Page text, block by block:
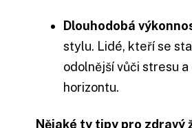
Dlouhodobá
stylu. Lidé, kteří se
odolnější vůči stresu
horizontu.
Nějaké ty tipy pro zdravý